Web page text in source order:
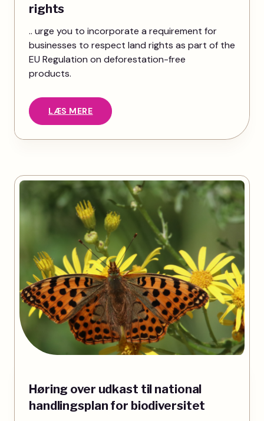
rights
.. urge you to incorporate a requirement for
businesses to respect land rights as part of the
EU Regulation on deforestation-free
products.
LÆS MERE
Høring over udkast til national
handlingsplan for biodiversitet